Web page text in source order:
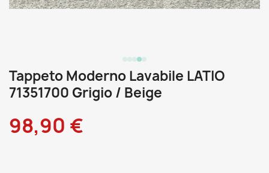
Tappeto Moderno Lavabile LATIO
71351700 Grigio / Beige
98,90 €